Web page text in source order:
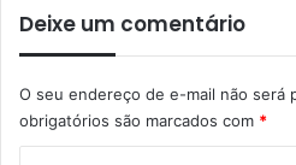
Deixe um comentário
O seu endereço de e-mail não será
obrigatórios são marcados com *